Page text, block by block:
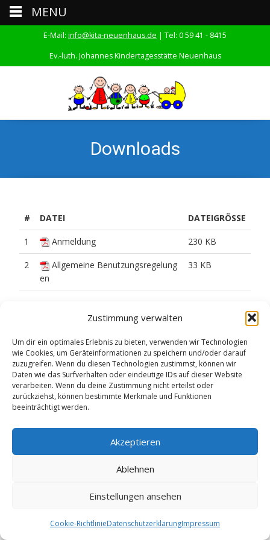
Zustimmung verwalten
Um dir ein optimales Erlebnis zu bieten, verwenden wir Technologien
wie Cookies, um Geräteinformationen zu speichern und/oder darauf
zuzugreifen. Wenn du diesen Technologien zustimmst, können wir
Daten wie das Surfverhalten oder eindeutige IDs auf dieser Website
verarbeiten. Wenn du deine Zustimmung nicht erteilst oder
zurückziehst, können bestimmte Merkmale und Funktionen
beeinträchtigt werden.
Akzeptieren
Ablehnen
Einstellungen ansehen
Cookie-RichtlinieDatenschutzerklärungImpressum
E-Mail: info@kita-neuenhaus.de | Tel: 0 59 41 - 8415
Ev.-luth. Johannes Kindertagesstätte Neuenhaus
Downloads
# DATEI DATEIGRÖSSE
1 Anmeldung 230 KB
2
Allgemeine Benutzungsregelung
en
33 KB
Impressum Cookie-Richtlinie (EU)
Copyright © Ev.-luth. Johannes Kindertagesstätte Neuenhaus
MENU